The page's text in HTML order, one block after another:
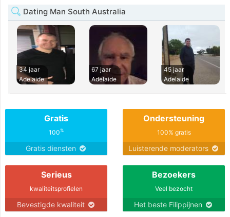
Dating Man South Australia
34 jaar
Adelaide
67 jaar
Adelaide
45 jaar
Adelaide
Gratis
100%
Gratis diensten
Ondersteuning
100% gratis
Luisterende moderators
Serieus
kwaliteitsprofielen
Bevestigde kwaliteit
Bezoekers
Veel bezocht
Het beste Filippijnen